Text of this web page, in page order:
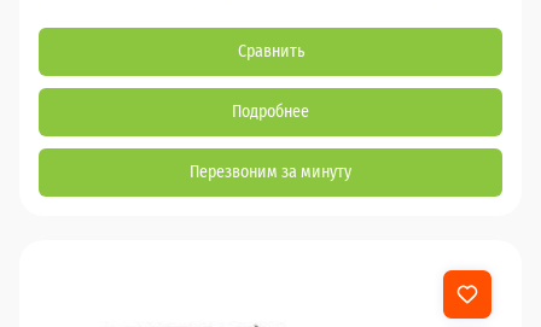
Сравнить
Подробнее
Перезвоним за минуту